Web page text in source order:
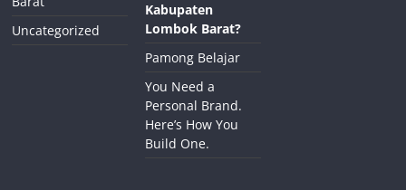
Uncategorized
Kabupaten
Lombok Barat?
Pamong Belajar
You Need a
Personal Brand.
Here’s How You
Build One.